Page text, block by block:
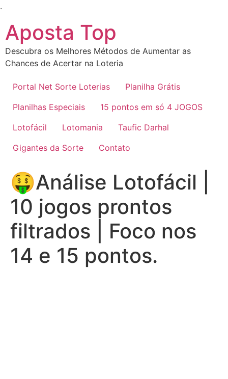
.
conteúdo
Aposta Top
Descubra os Melhores Métodos de Aumentar as
Chances de Acertar na Loteria
Portal Net Sorte Loterias
Planilha Grátis
Planilhas Especiais
15 pontos em só 4 JOGOS
Lotofácil
Lotomania
Taufic Darhal
Gigantes da Sorte
Contato
🤑Análise Lotofácil |
10 jogos prontos
filtrados | Foco nos
14 e 15 pontos.